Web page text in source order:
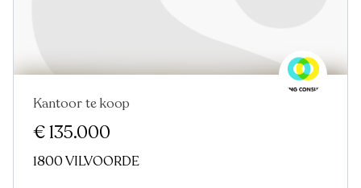
Kantoor te koop
€ 135.000
1800 VILVOORDE